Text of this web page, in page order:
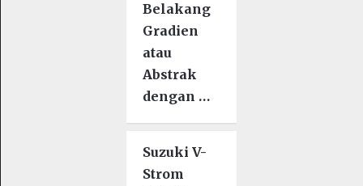
Belakang
Gradien
atau
Abstrak
dengan …
Suzuki V-
Strom